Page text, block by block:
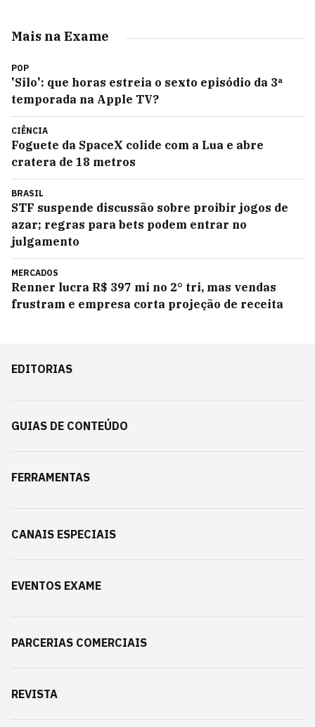
Mais na Exame
POP
'Silo': que horas estreia o sexto episódio da 3ª
temporada na Apple TV?
CIÊNCIA
Foguete da SpaceX colide com a Lua e abre
cratera de 18 metros
BRASIL
STF suspende discussão sobre proibir jogos de
azar; regras para bets podem entrar no
julgamento
MERCADOS
Renner lucra R$ 397 mi no 2° tri, mas vendas
frustram e empresa corta projeção de receita
EDITORIAS
GUIAS DE CONTEÚDO
FERRAMENTAS
CANAIS ESPECIAIS
EVENTOS EXAME
PARCERIAS COMERCIAIS
REVISTA